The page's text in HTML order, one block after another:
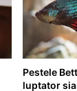
Pestele
luptator